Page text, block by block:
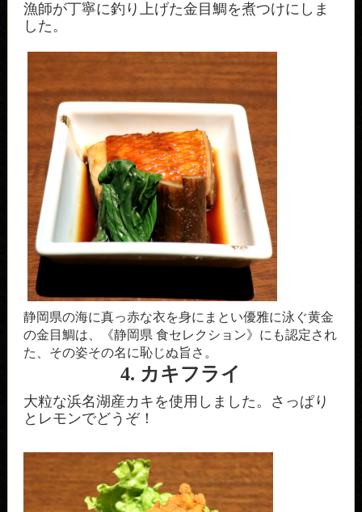
漁師が丁寧に釣り上げた金目鯛を煮つけにしま
した。
静岡県の海に真っ赤な衣を身にまとい優雅に泳ぐ黄金
の金目鯛は、《静岡県 食セレクション》にも認定され
た、その姿その名に恥じぬ旨さ。
4. カキフライ
大粒な浜名湖産カキを使用しました。さっぱり
とレモンでどうぞ！